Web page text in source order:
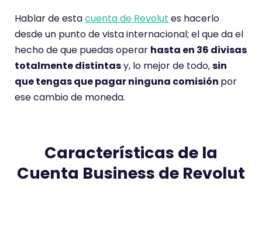
Hablar de estacuenta de Revolut es hacerlo
desde un punto de vista internacional; el que da el
hecho de que puedas operar hasta en 36 divisas
totalmente distintasy, lo mejor de todo,sin
que tengas que pagar ninguna comisión por
ese cambio de moneda.
Características de la
Cuenta Business de Revolut